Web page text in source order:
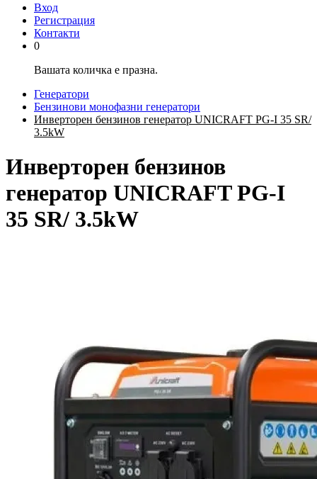
Вход
Регистрация
Контакти
0
Вашата количка е празна.
Генератори
Бензинови монофазни генератори
Инверторен бензинов генератор UNICRAFT PG-I 35 SR/
3.5kW
Инверторен бензинов
генератор UNICRAFT PG-I
35 SR/ 3.5kW